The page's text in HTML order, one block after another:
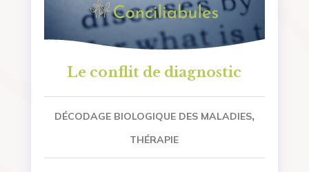
Le conflit de diagnostic
DÉCODAGE BIOLOGIQUE DES MALADIES,
THÉRAPIE